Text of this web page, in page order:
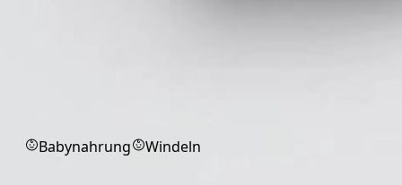
Babynahrung
Windeln